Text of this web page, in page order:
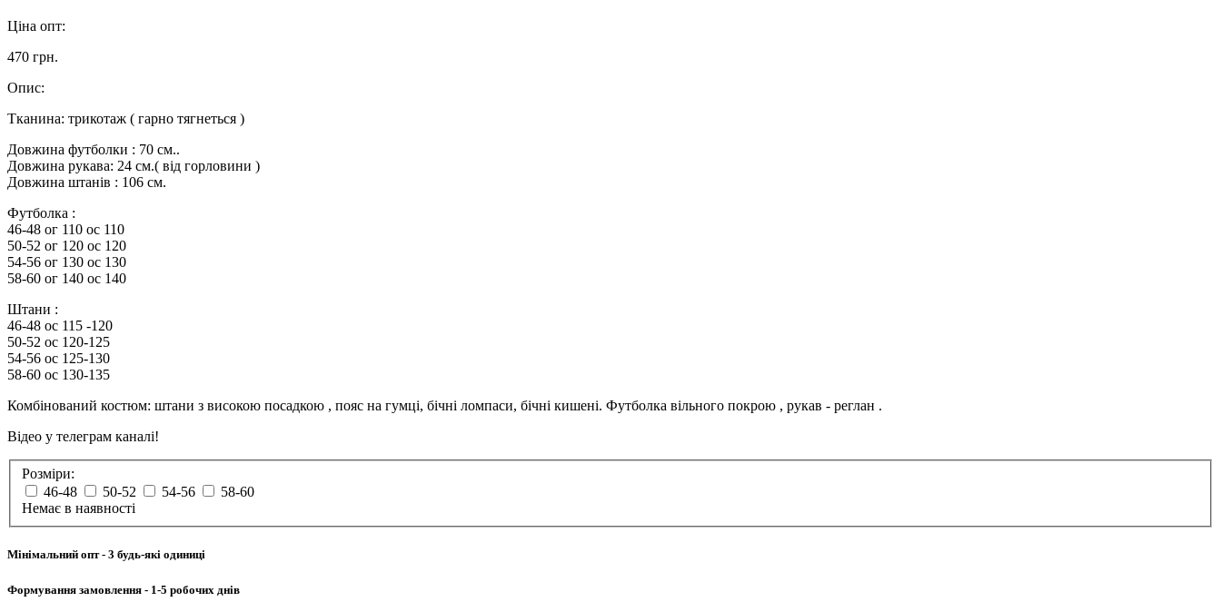
Ціна опт:
470 грн.
Опис:
Тканина: трикотаж ( гарно тягнеться )
Довжина футболки : 70 см..
Довжина рукава: 24 см.( від горловини )
Довжина штанів : 106 см.
Футболка :
46-48 ог 110 ос 110
50-52 ог 120 ос 120
54-56 ог 130 ос 130
58-60 ог 140 ос 140
Штани :
46-48 ос 115 -120
50-52 ос 120-125
54-56 ос 125-130
58-60 ос 130-135
Комбінований костюм: штани з високою посадкою , пояс на гумці, бічні ломпаси, бічні кишені. Футболка вільного покрою , рукав - реглан .
Відео у телеграм каналі!
Розміри:
46-48
50-52 54-56
58-60
Немає в наявності
Мінімальний опт- 3 будь-які одиниці
Формування замовлення - 1-5 робочих днів